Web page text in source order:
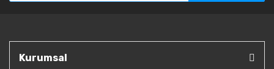
Kurumsal